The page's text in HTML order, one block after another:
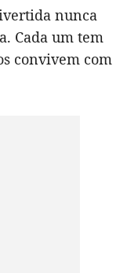
nunca
Cada um tem
convivem com